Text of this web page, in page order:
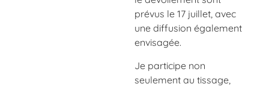
prévus le 17 juillet, avec
une diffusion également
envisagée.
Je participe non
seulement au tissage,